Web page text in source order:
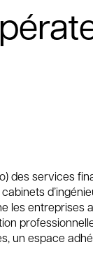
des services
les entreprises
un espace